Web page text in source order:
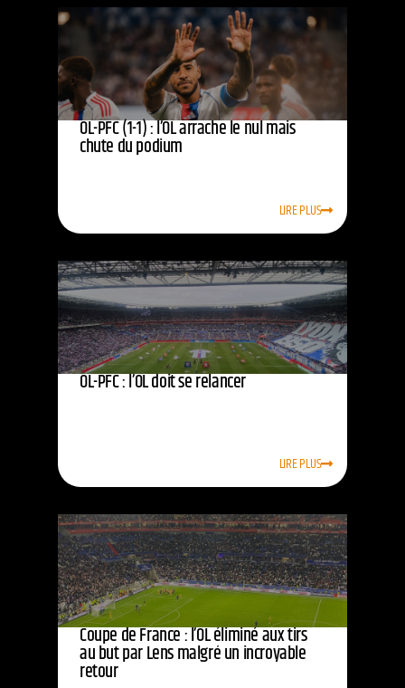
OL-PFC (1-1) : l’OL arrache le nul mais
chute du podium
LIRE PLUS
OL-PFC : l’OL doit se relancer
LIRE PLUS
Coupe de France : l’OL éliminé aux tirs
au but par Lens malgré un incroyable
retour